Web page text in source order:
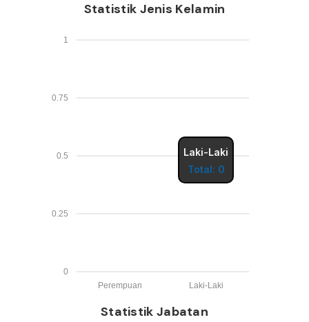
Statistik Jenis Kelamin
0
0.25
0.5
0.75
1
Laki-Laki
Perempuan
Laki-Laki
Total: 0
Statistik Jabatan